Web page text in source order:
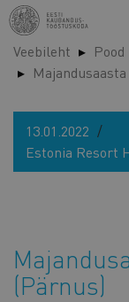
Liigu
edasi
põhisisu
juurde
Veebileht Pood
13.01.2022
Estonia Resort
(Pärnus)